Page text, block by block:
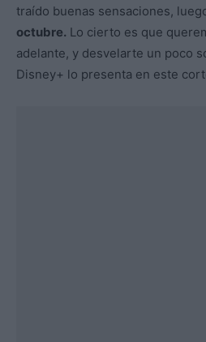
traído buenas sensaciones,
octubre. Lo cierto es que
adelante, y desvelarte un poco
Disney+ lo presenta en este